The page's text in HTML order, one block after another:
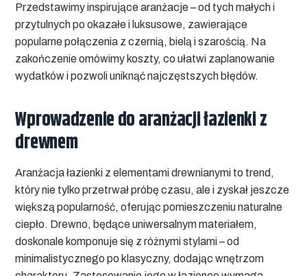
Przedstawimy inspirujące aranżacje – od tych małych i
przytulnych po okazałe i luksusowe, zawierające
popularne połączenia z czernią, bielą i szarością. Na
zakończenie omówimy koszty, co ułatwi zaplanowanie
wydatków i pozwoli uniknąć najczęstszych błędów.
Wprowadzenie do aranżacji łazienki z
drewnem
Aranżacja łazienki z elementami drewnianymi to trend,
który nie tylko przetrwał próbę czasu, ale i zyskał jeszcze
większą popularność, oferując pomieszczeniu naturalne
ciepło. Drewno, będące uniwersalnym materiałem,
doskonale komponuje się z różnymi stylami – od
minimalistycznego po klasyczny, dodając wnętrzom